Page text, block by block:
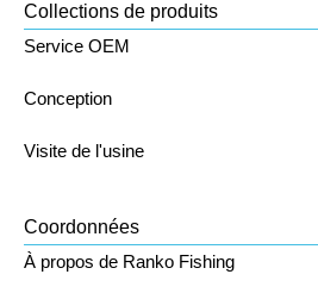
Collections de produits
Service OEM
Conception
Visite de l'usine
Coordonnées
À propos de Ranko Fishing